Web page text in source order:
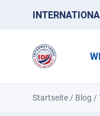
Startseite / Blog /